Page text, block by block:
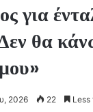
για
θα
2026 22 Less